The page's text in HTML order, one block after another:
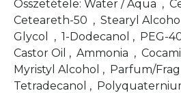
Összetétele: Water / Aqua ,
Ceteareth-50 , Stearyl
Glycol , 1-Dodecanol , PEG-
Castor Oil , Ammonia ,
Myristyl Alcohol , Parfum/
Tetradecanol ,